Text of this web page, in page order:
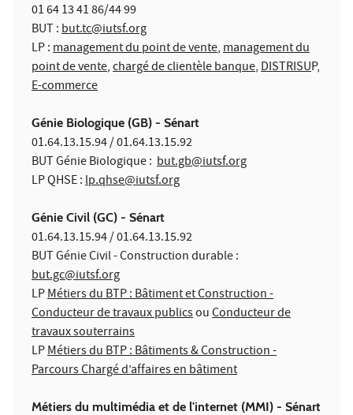
01 64 13 41 86/44 99
BUT :but.tc@iutsf.org
LP :management du point de vente,management du
point de vente,chargé de clientèle banque,DISTRISUP,
E-commerce
Génie Biologique (GB) - Sénart
01.64.13.15.94 / 01.64.13.15.92
BUT Génie Biologique : but.gb@iutsf.org
LP QHSE :lp.qhse@iutsf.org
Génie Civil (GC) - Sénart
01.64.13.15.94 / 01.64.13.15.92
BUT Génie Civil - Construction durable :
but.gc@iutsf.org
LPMétiers du BTP : Bâtiment et Construction -
Conducteur de travaux publicsouConducteur de
travaux souterrains
LPMétiers du BTP : Bâtiments & Construction -
Parcours Chargé d’affaires en bâtiment
Métiers du multimédia et de l'internet (MMI) - Sénart